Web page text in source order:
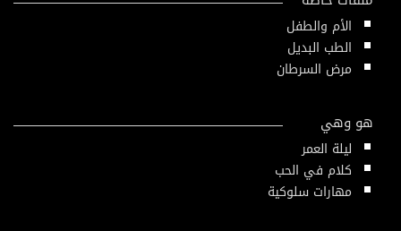
الأم والطفل
الطب البديل
مرض السرطان
هو وهي
ليلة العمر
كلام في الحب
مهارات سلوكية